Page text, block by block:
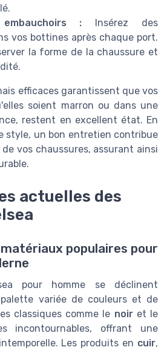
: Insérez des
vos bottines après chaque port.
la forme de la chaussure et
efficaces garantissent que vos
soient marron ou dans une
restent en excellent état. En
style, un bon entretien contribue
vos chaussures, assurant ainsi
actuelles des
populaires pour
pour homme se déclinent
variée de couleurs et de
classiques comme le noiret le
incontournables, offrant une
Les produits en cuir,